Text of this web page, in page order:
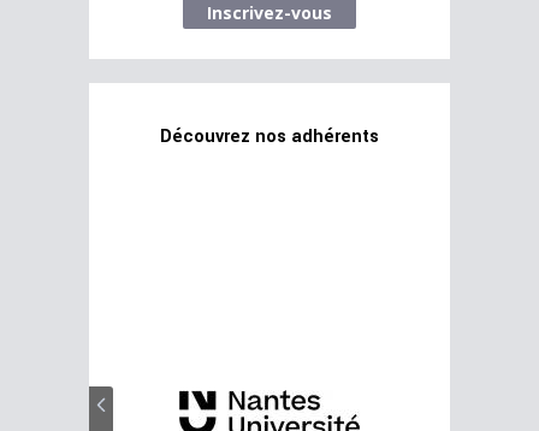
Inscrivez-vous
Découvrez nos adhérents